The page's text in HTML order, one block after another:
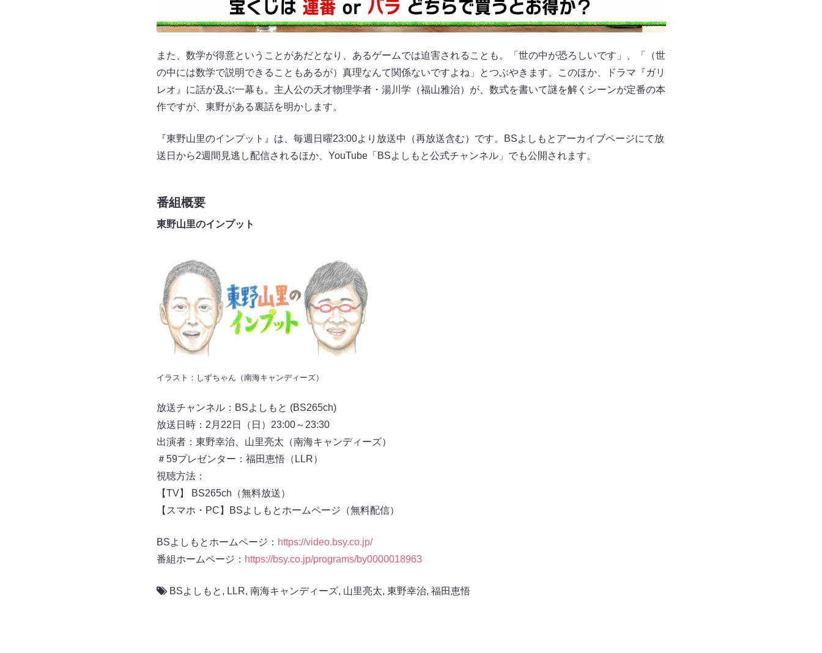
また、数学が得意ということがあだとなり、あるゲームでは迫害されることも。「世の中が恐ろしいです」、「（世
の中には数学で説明できることもあるが）真理なんて関係ないですよね」とつぶやきます。このほか、ドラマ『ガリ
レオ』に話が及ぶ一幕も。主人公の天才物理学者・湯川学（福山雅治）が、数式を書いて謎を解くシーンが定番の本
作ですが、東野がある裏話を明かします。
『東野山里のインプット』は、毎週日曜23:00より放送中（再放送含む）です。BSよしもとアーカイブページにて放
送日から2週間見逃し配信されるほか、YouTube「BSよしもと公式チャンネル」でも公開されます。
番組概要
東野山里のインプット
イラスト：しずちゃん（南海キャンディーズ）
放送チャンネル：BSよしもと (BS265ch)
放送日時：2月22日（日）23:00～23:30
出演者：東野幸治、山里亮太（南海キャンディーズ）
＃59プレゼンター：福田恵悟（LLR）
視聴方法：
【TV】 BS265ch（無料放送）
【スマホ・PC】BSよしもとホームページ（無料配信）
BSよしもとホームページ： https://video.bsy.co.jp/
番組ホームページ： https://bsy.co.jp/programs/by0000018963
BSよしもと , LLR, 南海キャンディーズ, 山里亮太, 東野幸治, 福田恵悟